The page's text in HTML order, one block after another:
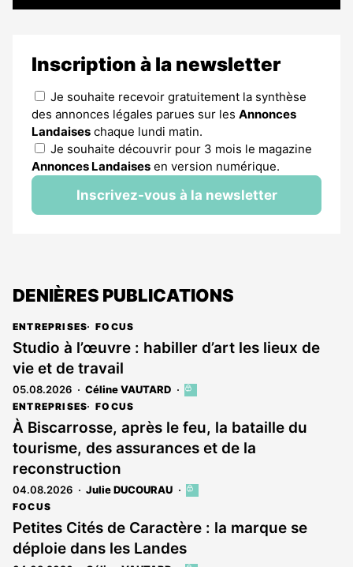
Inscription à la newsletter
Je souhaite recevoir gratuitement la synthèse
des annonces légales parues sur les Annonces
Landaises chaque lundi matin.
Je souhaite découvrir pour 3 mois le magazine
Annonces Landaises en version numérique.
Inscrivez-vous à la newsletter
DENIÈRES PUBLICATIONS
ENTREPRISES FOCUS
Studio à l’œuvre : habiller d’art les lieux de
vie et de travail
05.08.2026 Céline VAUTARD
Cet
est
réservé
aux
ENTREPRISES FOCUS
À Biscarrosse, après le feu, la bataille du
tourisme, des assurances et de la
reconstruction
04.08.2026 Julie DUCOURAU
Cet
réservé
aux
FOCUS
Petites Cités de Caractère : la marque se
déploie dans les Landes